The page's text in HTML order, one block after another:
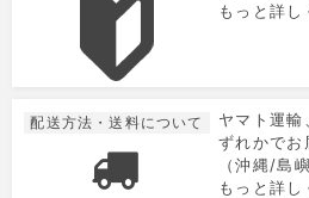
もっと詳し
配送方法・送料について
ヤマト運輸
ずれかで
（沖縄/島
もっと詳し